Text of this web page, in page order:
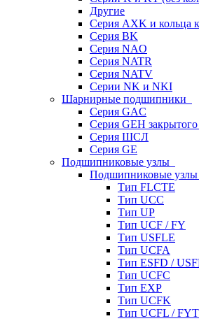
Другие
Серия AXK и кольца
Серия BK
Серия NAO
Серия NATR
Серия NATV
Серии NK и NKI
Шарнирные подшипники
Серия GAC
Серия GEH
Серия ШСЛ
Серия GE
Подшипниковые узлы
Подшипниковые узлы
Тип FLCTE
Тип UCC
Тип UP
Тип UCF / FY
Тип USFLE
Тип UCFA
Тип ESFD /
Тип UCFC
Тип EXP
Тип UCFK
Тип UCFL /